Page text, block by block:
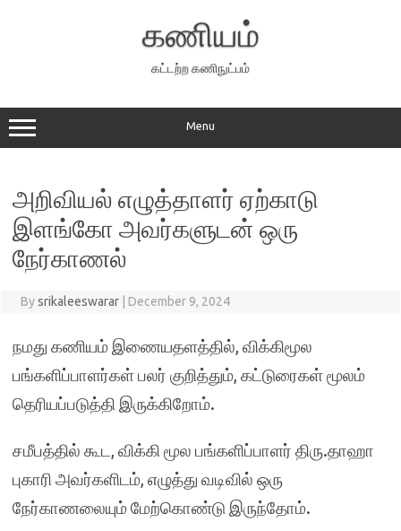
கணியம்
கட்டற்ற கணிநுட்பம்
Menu
அறிவியல் எழுத்தாளர் ஏற்காடு
இளங்கோ அவர்களுடன் ஒரு
நேர்காணல்
Bysrikaleeswarar December 9, 2024
நமது கணியம் இணையதளத்தில், விக்கிமூல
பங்களிப்பாளர்கள் பலர் குறித்தும், கட்டுரைகள் மூலம்
தெரியப்படுத்தி இருக்கிறோம்.
சமீபத்தில் கூட, விக்கி மூல பங்களிப்பாளர் திரு.தாஹா
புகாரி அவர்களிடம், எழுத்து வடிவில் ஒரு
நேர்காணலையும் மேற்கொண்டு இருந்தோம்.